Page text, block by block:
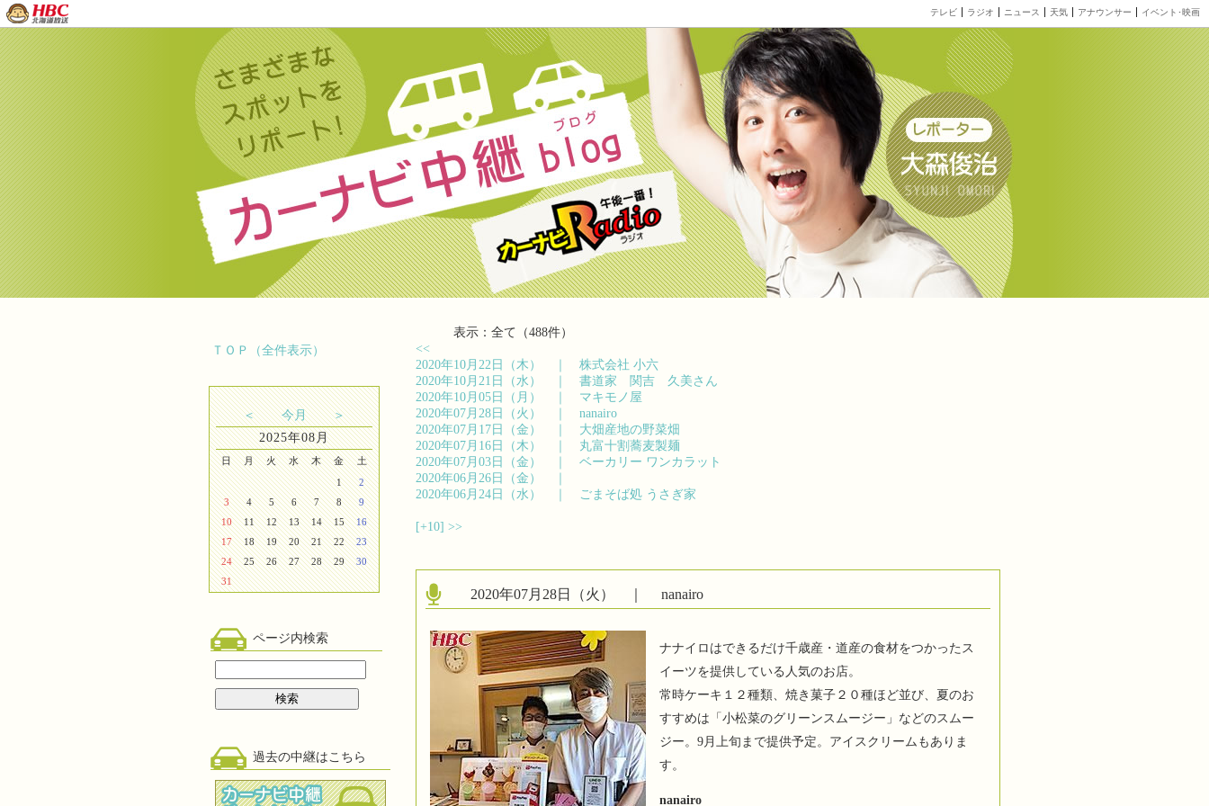
テレビ ラジオ ニュース 天気 アナウンサー イベント･映画
ＴＯＰ（全件表示）
＜ 今月
＞
2025年08月
日 月 火 水 木 金
土
1
2
3
4 5 6 7 8
9
10
11 12 13 14 15
16
17
18 19 20 21 22
23
24
25 26 27 28 29
30
31
ページ内検索
過去の中継はこちら
表示：全て（488件）
<<
2020年10月22日（木） ｜ 株式会社 小六
2020年10月21日（水） ｜ 書道家 関吉 久美さん
2020年10月05日（月） ｜ マキモノ屋
2020年07月28日（火） ｜ nanairo
2020年07月17日（金） ｜ 大畑産地の野菜畑
2020年07月16日（木） ｜ 丸富十割蕎麦製麺
2020年07月03日（金） ｜ ベーカリー ワンカラット
2020年06月26日（金） ｜
2020年06月24日（水） ｜
ごまそば処 うさぎ家
[+10] >>
2020年07月28日（火） ｜ nanairo
ナナイロはできるだけ千歳産・道産の食材をつかったス
イーツを提供している人気のお店。
常時ケーキ１２種類、焼き菓子２０種ほど並び、夏のお
すすめは「小松菜のグリーンスムージー」などのスムー
ジー。9月上旬まで提供予定。アイスクリームもありま
す。
nanairo